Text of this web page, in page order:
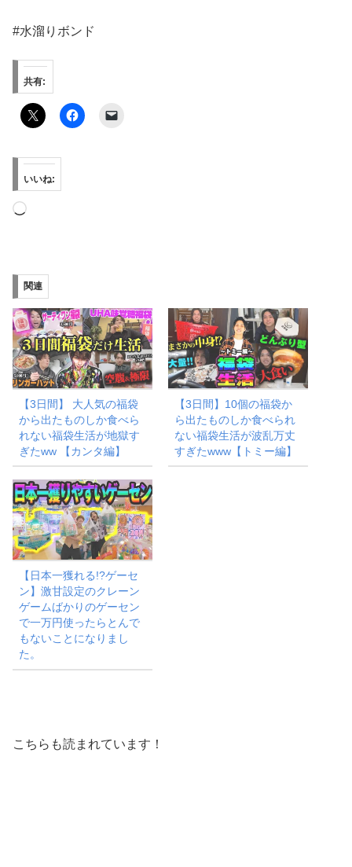
#水溜りボンド
共有:
いいね:
読
み
中…
関連
【3日間】 大人気の福袋
から出たものしか食べら
れない福袋生活が地獄す
ぎたww 【カンタ編】
【3日間】10個の福袋か
ら出たものしか食べられ
ない福袋生活が波乱万丈
すぎたwww【トミー編】
【日本一獲れる!?ゲーセ
ン】激甘設定のクレーン
ゲームばかりのゲーセン
で一万円使ったらとんで
もないことになりまし
た。
こちらも読まれています！